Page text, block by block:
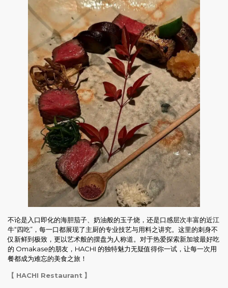
不论是入口即化的海胆茄子、奶油般的玉子烧，还是口感层次丰富的近江
牛“四吃”，每一口都展现了主厨的专业技艺与用料之讲究。这里的刺身不
仅新鲜到极致，更以艺术般的摆盘为人称道。对于热爱探索新加坡最好吃
的 Omakase的朋友，HACHI 的独特魅力无疑值得你一试，让每一次用
餐都成为难忘的美食之旅！
【 HACHI Restaurant 】